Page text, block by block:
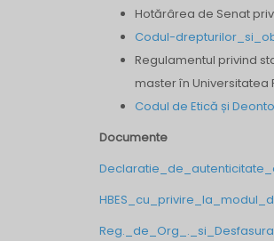
Hotărârea de Senat
Codul-
Regulamentul privind
master în Universitatea
Codul de Etică și
Documente